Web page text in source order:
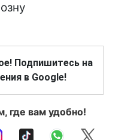
Подпишитесь на
в Google!
где вам удобно!